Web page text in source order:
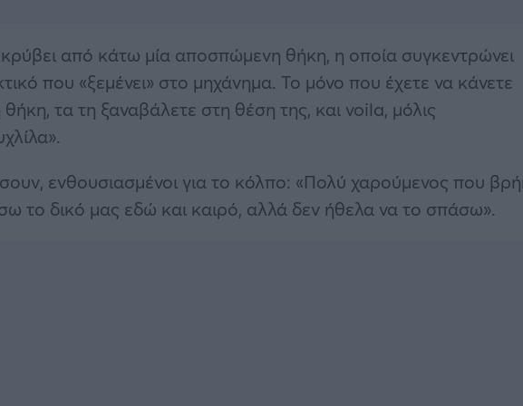
από κάτω μία αποσπώμενη θήκη, η οποία συγκεντρώνει
που «ξεμένει» στο μηχάνημα. Το μόνο που έχετε να κάνετε
τα τη ξαναβάλετε στη θέση της, και voila, μόλις
ενθουσιασμένοι για το κόλπο: «Πολύ χαρούμενος που
το δικό μας εδώ και καιρό, αλλά δεν ήθελα να το σπάσω».